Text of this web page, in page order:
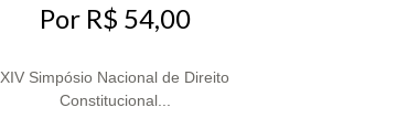
Por R$ 54,00
XIV Simpósio Nacional de Direito
Constitucional...